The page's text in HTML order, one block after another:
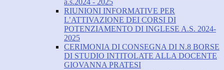
a.s.2024 - 2025
RIUNIONI INFORMATIVE PER
L’ATTIVAZIONE DEI CORSI DI
POTENZIAMENTO DI INGLESE A.S. 2024-
2025
CERIMONIA DI CONSEGNA DI N.8 BORSE
DI STUDIO INTITOLATE ALLA DOCENTE
GIOVANNA PRATESI